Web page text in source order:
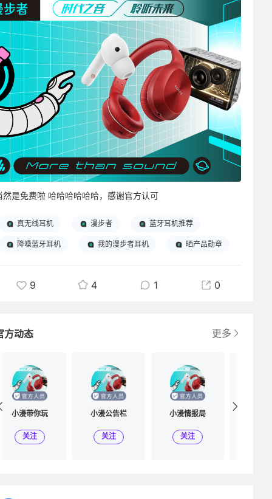
然是免费啦 哈哈哈哈哈哈，感谢官方认可
真无线耳机 漫步者 蓝牙耳机推荐
降噪蓝牙耳机 我的漫步者耳机 晒产品勋章
9 4 1 0
方动态 更多
小漫带你玩
关注
小漫公告栏
关注
小漫情报局
关注